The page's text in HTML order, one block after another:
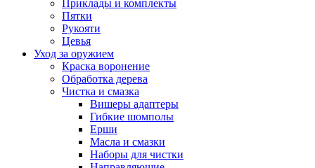
Приклады и комплекты
Пятки
Рукояти
Цевья
Уход за оружием
Краска воронение
Обработка дерева
Чистка и смазка
Вишеры адаптеры
Гибкие шомполы
Ерши
Масла и смазки
Наборы для чистки